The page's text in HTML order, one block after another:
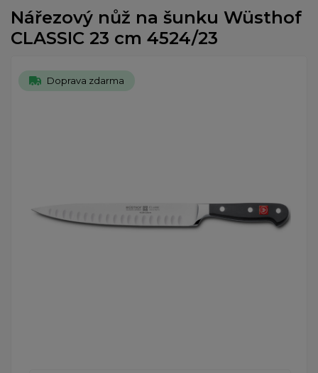
Nářezový nůž na šunku Wüsthof
CLASSIC 23 cm 4524/23
Doprava zdarma